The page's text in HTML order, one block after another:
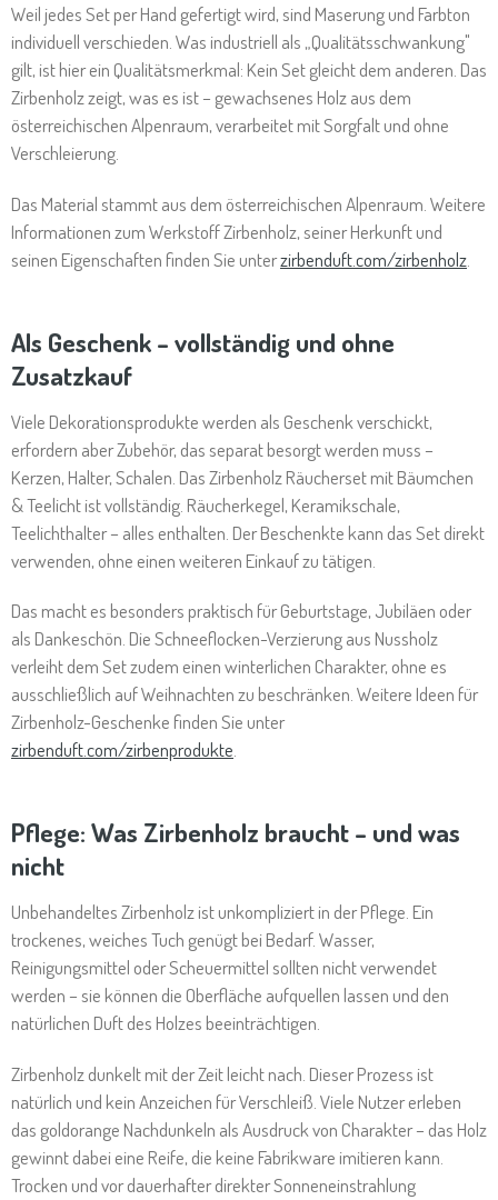
Weil jedes Set per Hand gefertigt wird, sind Maserung und Farbton
individuell verschieden. Was industriell als „Qualitätsschwankung"
gilt, ist hier ein Qualitätsmerkmal: Kein Set gleicht dem anderen. Das
Zirbenholz zeigt, was es ist – gewachsenes Holz aus dem
österreichischen Alpenraum, verarbeitet mit Sorgfalt und ohne
Verschleierung.
Das Material stammt aus dem österreichischen Alpenraum. Weitere
Informationen zum Werkstoff Zirbenholz, seiner Herkunft und
seinen Eigenschaften finden Sie unterzirbenduft.com/zirbenholz
Als Geschenk – vollständig und ohne
Zusatzkauf
Viele Dekorationsprodukte werden als Geschenk verschickt,
erfordern aber Zubehör, das separat besorgt werden muss –
Kerzen, Halter, Schalen. Das Zirbenholz Räucherset mit Bäumchen
& Teelicht ist vollständig. Räucherkegel, Keramikschale,
Teelichthalter – alles enthalten. Der Beschenkte kann das Set direkt
verwenden, ohne einen weiteren Einkauf zu tätigen.
Das macht es besonders praktisch für Geburtstage, Jubiläen oder
als Dankeschön. Die Schneeflocken-Verzierung aus Nussholz
verleiht dem Set zudem einen winterlichen Charakter, ohne es
ausschließlich auf Weihnachten zu beschränken. Weitere Ideen für
Zirbenholz-Geschenke finden Sie unter
zirbenduft.com/zirbenprodukte.
Pflege: Was Zirbenholz braucht – und was
nicht
Unbehandeltes Zirbenholz ist unkompliziert in der Pflege. Ein
trockenes, weiches Tuch genügt bei Bedarf. Wasser,
Reinigungsmittel oder Scheuermittel sollten nicht verwendet
werden – sie können die Oberfläche aufquellen lassen und den
natürlichen Duft des Holzes beeinträchtigen.
Zirbenholz dunkelt mit der Zeit leicht nach. Dieser Prozess ist
natürlich und kein Anzeichen für Verschleiß. Viele Nutzer erleben
das goldorange Nachdunkeln als Ausdruck von Charakter – das Holz
gewinnt dabei eine Reife, die keine Fabrikware imitieren kann.
Trocken und vor dauerhafter direkter Sonneneinstrahlung